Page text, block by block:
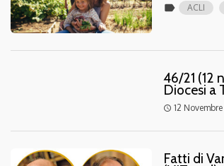
label ACLI
46/21 (12
Diocesi a
access_time 12
Fatti di